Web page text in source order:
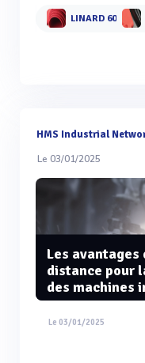
LINARD 60
HMS Industrial
Le 03/01/2025
Les
distance pour
des machines
Le 03/01/2025